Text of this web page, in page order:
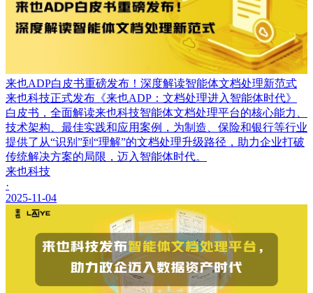
来也ADP白皮书重磅发布！深度解读智能体文档处理新范式
来也科技正式发布《来也ADP：文档处理进入智能体时代》
白皮书，全面解读来也科技智能体文档处理平台的核心能力、
技术架构、最佳实践和应用案例，为制造、保险和银行等行业
提供了从“识别”到“理解”的文档处理升级路径，助力企业打破
传统解决方案的局限，迈入智能体时代。
来也科技
·
2025-11-04